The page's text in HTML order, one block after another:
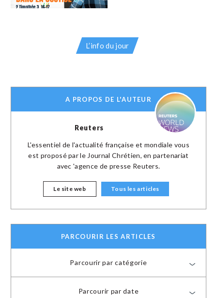
L’info du jour
A PROPOS DE L'AUTEUR
Reuters
L'essentiel de l'actualité française et mondiale vous
est proposé par le Journal Chrétien, en partenariat
avec 'agence de presse Reuters.
Le site web Tous les articles
PARCOURIR LES ARTICLES
Parcourir par catégorie
Parcourir par date